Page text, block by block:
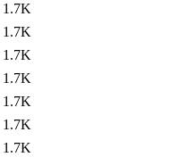
1.7K
1.7K
1.7K
1.7K
1.7K
1.7K
1.7K